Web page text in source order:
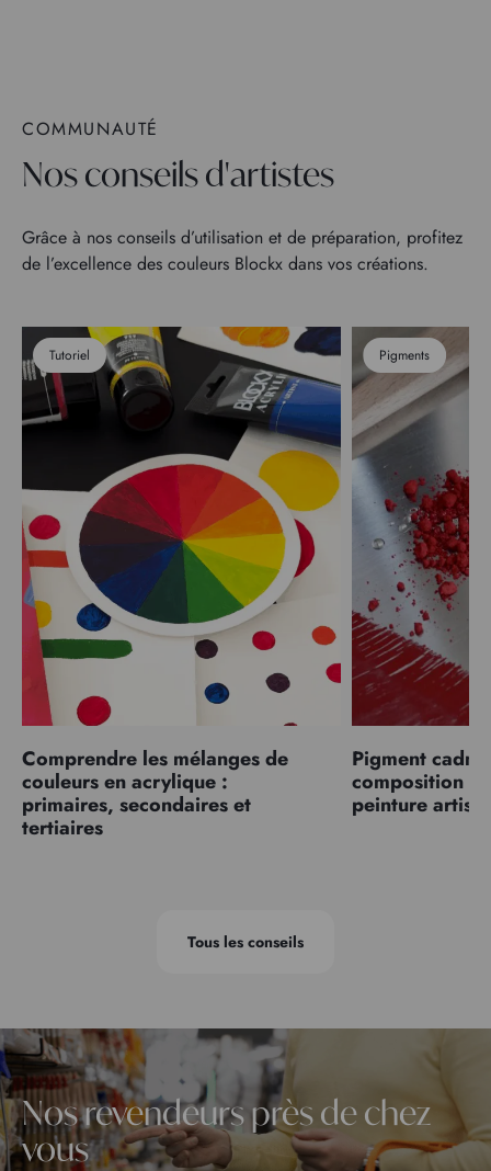
COMMUNAUTÉ
Nos conseils d'artistes
Grâce à nos conseils d’utilisation et de préparation, profitez
de l’excellence des couleurs Blockx dans vos créations.
Tutoriel
Comprendre les mélanges de
couleurs en acrylique :
primaires, secondaires et
tertiaires
Pigments
Pigment
composition
peinture
Tous les conseils
Nos revendeurs près de chez
vous